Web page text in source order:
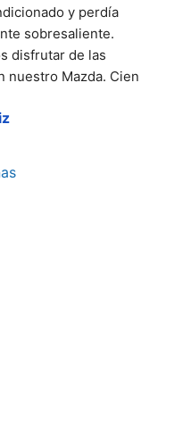
y perdía
sobresaliente.
disfrutar de las
nuestro Mazda. Cien